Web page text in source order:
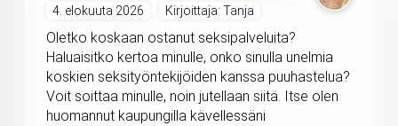
4. elokuuta 2026 Kirjoittaja: Tanja
Oletko koskaan ostanut seksipalveluita?
Haluaisitko kertoa minulle, onko sinulla unelmia
koskien seksityöntekijöiden kanssa puuhastelua?
Voit soittaa minulle, noin jutellaan siitä. Itse olen
huomannut kaupungilla kävellessäni